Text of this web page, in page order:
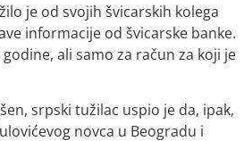
je od svojih švicarskih kolega
informacije od švicarske banke.
ali samo za račun za koji je
srpski tužilac uspio je da, ipak,
novca u Beogradu i